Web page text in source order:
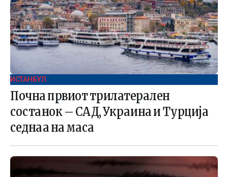
ИСТАНБУЛ
Почна првиот трилатерален
состанок – САД, Украина и Турција
седнаа на маса